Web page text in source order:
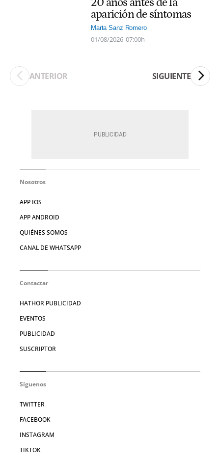
20 años antes de la
aparición de síntomas
Marta Sanz Romero
01/08/2026 07:00h
ANTERIOR SIGUIENTE
Nosotros
APP IOS
APP ANDROID
QUIÉNES SOMOS
CANAL DE WHATSAPP
Contactar
HATHOR PUBLICIDAD
EVENTOS
PUBLICIDAD
SUSCRIPTOR
Síguenos
TWITTER
FACEBOOK
INSTAGRAM
TIKTOK